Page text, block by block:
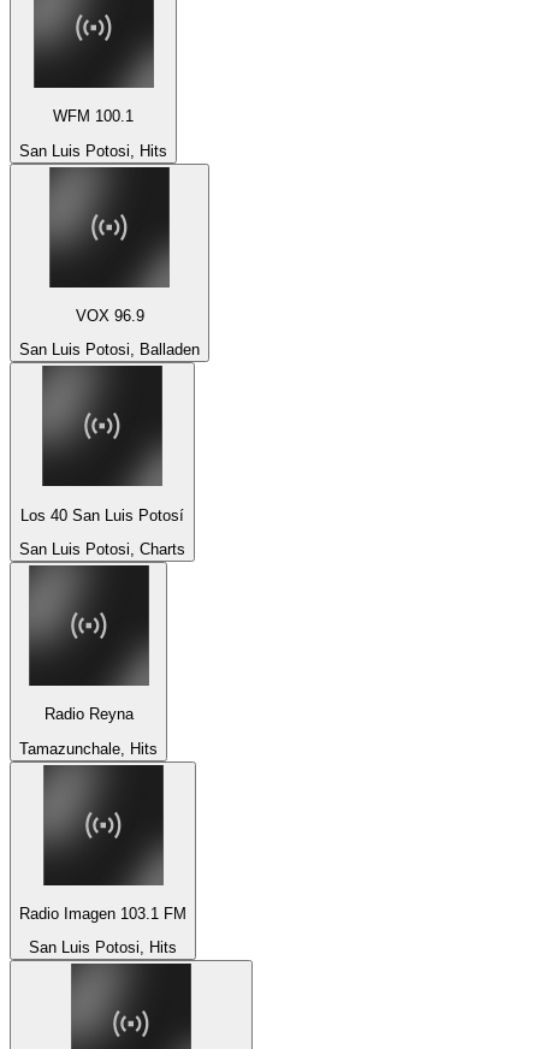
WFM 100.1
San Luis Potosi, Hits
VOX 96.9
San Luis Potosi, Balladen
Los 40 San Luis Potosí
San Luis Potosi, Charts
Radio Reyna
Tamazunchale, Hits
Radio Imagen 103.1 FM
San Luis Potosi, Hits